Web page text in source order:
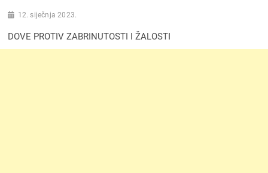
12. siječnja 2023.
DOVE PROTIV ZABRINUTOSTI I ŽALOSTI